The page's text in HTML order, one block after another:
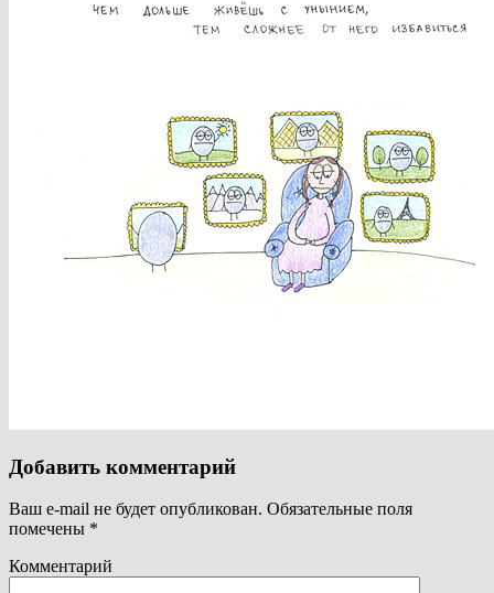
Добавить комментарий
Ваш e-mail не будет опубликован. Обязательные поля
помечены *
Комментарий